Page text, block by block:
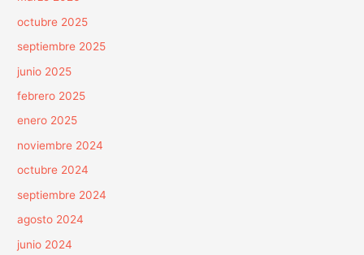
octubre 2025
septiembre 2025
junio 2025
febrero 2025
enero 2025
noviembre 2024
octubre 2024
septiembre 2024
agosto 2024
junio 2024